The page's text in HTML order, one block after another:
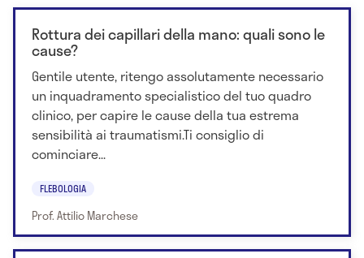
Rottura dei capillari della mano: quali sono le
cause?
Gentile utente, ritengo assolutamente necessario
un inquadramento specialistico del tuo quadro
clinico, per capire le cause della tua estrema
sensibilità ai traumatismi.Ti consiglio di
cominciare...
FLEBOLOGIA
Prof. Attilio Marchese